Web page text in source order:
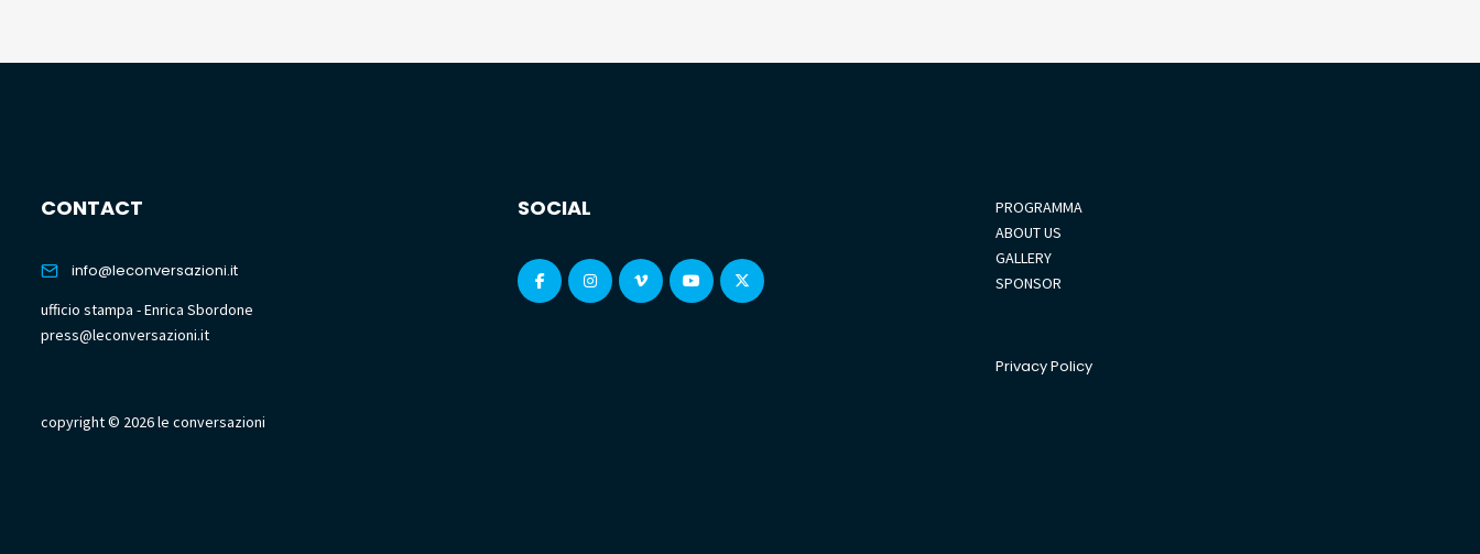
CONTACT
info@leconversazioni.it
ufficio stampa - Enrica Sbordone
press@leconversazioni.it
SOCIAL
PROGRAMMA
ABOUT US
GALLERY
SPONSOR
Privacy Policy
copyright © 2026 le conversazioni